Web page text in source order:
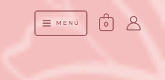
MENÚ 0